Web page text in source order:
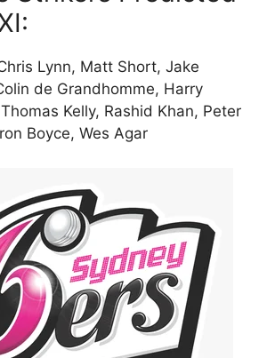
Lynn, Matt Short, Jake
de Grandhomme, Harry
Kelly, Rashid Khan, Peter
Boyce, Wes Agar